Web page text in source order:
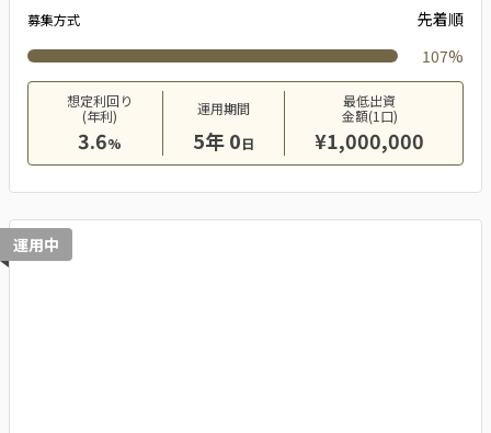
募集方式
先着順
107%
想定利回り
(年利)
3.6%
運用期間
5年 0日
最低出資
金額(1口)
¥1,000,000
運用中